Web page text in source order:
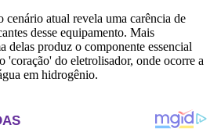
cenário atual revela uma carência de
desse equipamento. Mais
delas produz o componente essencial
'coração' do eletrolisador, onde ocorre a
em hidrogênio.